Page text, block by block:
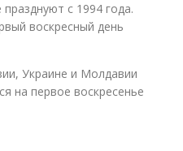
с 1994 года.
воскресный день
Украине и Молдавии
на первое воскресенье